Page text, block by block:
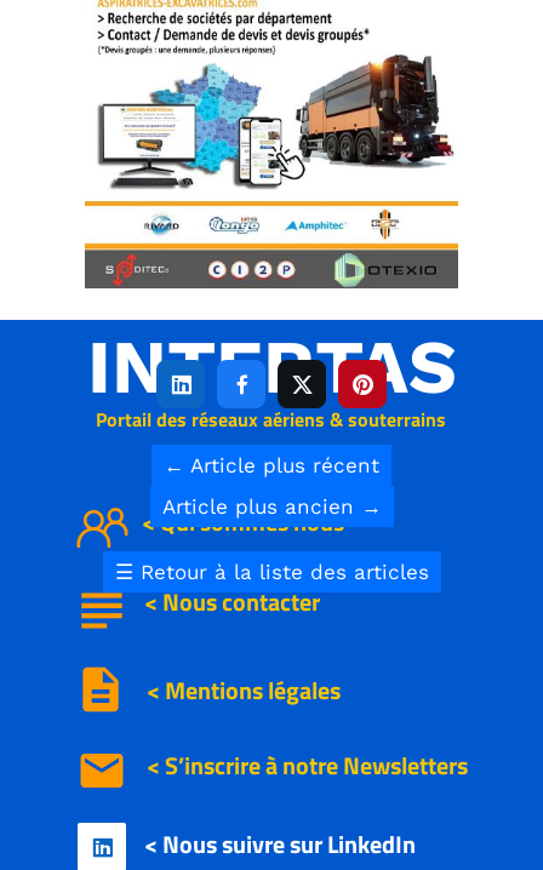
description
subject
email
INTERTAS
<Nouscontacter
< Nous suivre sur LinkedIn
< Qui sommes nous
< S’inscrire à notreNewsletters
< Mentions légales
Portail des réseaux aériens & souterrains

   
← Article plus récent
Article plus ancien →
☰ Retour à la liste des articles